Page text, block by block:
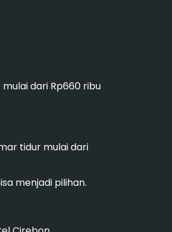
dari Rp660 ribu
tidur mulai dari
menjadi pilihan.